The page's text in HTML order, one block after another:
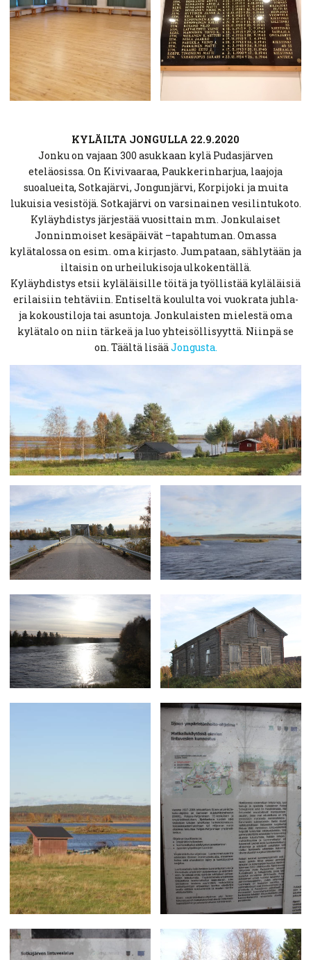
KYLÄILTA JONGULLA 22.9.2020
Jonku on vajaan 300 asukkaan kylä Pudasjärven
eteläosissa. On Kivivaaraa, Paukkerinharjua, laajoja
suoalueita, Sotkajärvi, Jongunjärvi, Korpijoki ja muita
lukuisia vesistöjä. Sotkajärvi on varsinainen vesilintukoto.
Kyläyhdistys järjestää vuosittain mm. Jonkulaiset
Jonninmoiset kesäpäivät –tapahtuman. Omassa
kylätalossa on esim. oma kirjasto. Jumpataan, sählytään ja
iltaisin on urheilukisoja ulkokentällä.
Kyläyhdistys etsii kyläläisille töitä ja työllistää kyläläisiä
erilaisiin tehtäviin. Entiseltä koululta voi vuokrata juhla-
ja kokoustiloja tai asuntoja. Jonkulaisten mielestä oma
kylätalo on niin tärkeä ja luo yhteisöllisyyttä. Niinpä se
on. Täältä lisääJongusta.